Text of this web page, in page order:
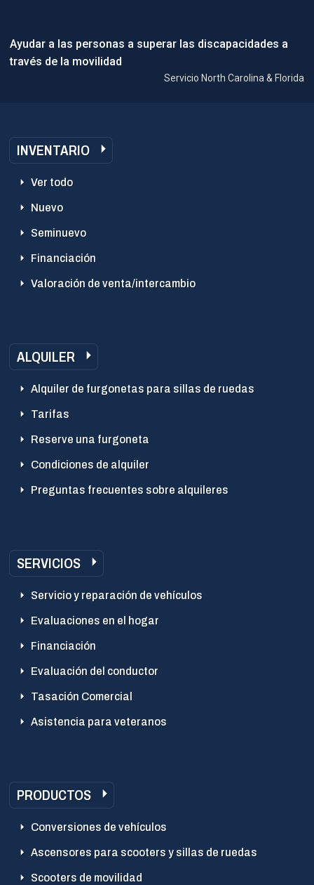
Ayudar a las personas a superar las discapacidades a
través de la movilidad
Servicio North Carolina & Florida
INVENTARIO
Ver todo
Nuevo
Seminuevo
Financiación
Valoración de venta/intercambio
ALQUILER
Alquiler de furgonetas para sillas de ruedas
Tarifas
Reserve una furgoneta
Condiciones de alquiler
Preguntas frecuentes sobre alquileres
SERVICIOS
Servicio y reparación de vehículos
Evaluaciones en el hogar
Financiación
Evaluación del conductor
Tasación Comercial
Asistencia para veteranos
PRODUCTOS
Conversiones de vehículos
Ascensores para scooters y sillas de ruedas
Scooters de movilidad